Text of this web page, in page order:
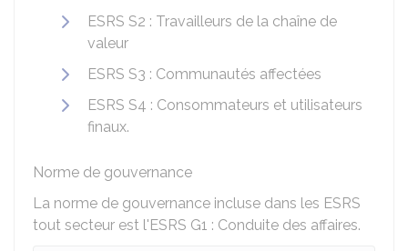
ESRS S2 : Travailleurs de la chaîne de
valeur
ESRS S3 : Communautés affectées
ESRS S4 : Consommateurs et utilisateurs
finaux.
Norme de gouvernance
La norme de gouvernance incluse dans les ESRS
tout secteur est l'ESRS G1 : Conduite des affaires.